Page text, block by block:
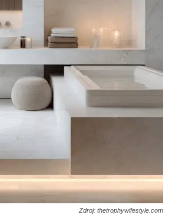
Zdroj: thetrophywifestyle.com